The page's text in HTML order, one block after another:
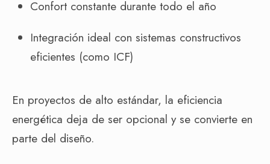
Confort constante durante todo el año
Integración ideal con sistemas constructivos
eficientes (como ICF)
En proyectos de alto estándar, la eficiencia
energética deja de ser opcional y se convierte en
parte del diseño.